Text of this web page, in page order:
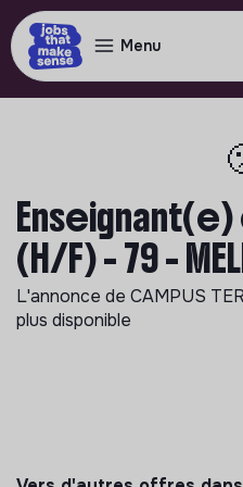
Menu
(H/F) - 79 -
L'annonce de CAMPUS
plus disponible